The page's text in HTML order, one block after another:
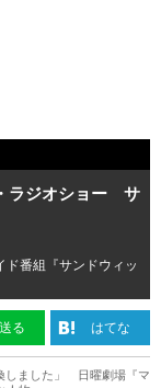
ラジオショー サ
ド番組『サンドウィッ
送る はてな
しました」 日曜劇場『マ